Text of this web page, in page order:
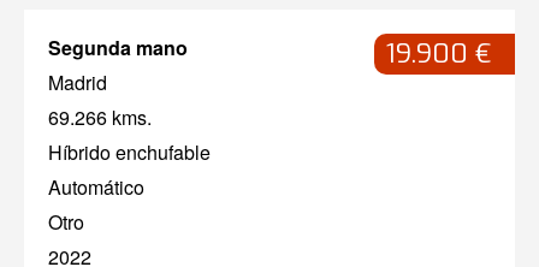
Segunda mano
Madrid
69.266 kms.
Híbrido enchufable
Automático
Otro
2022
19.900 €